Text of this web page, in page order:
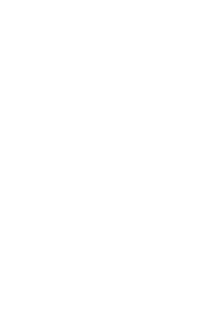
ממשיך לרשום הישגים